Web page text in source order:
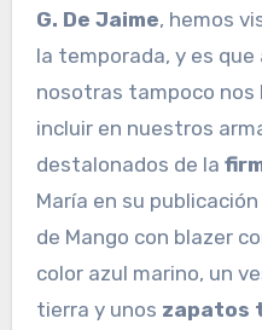
G. De Jaime, hemos
la temporada, y es
nosotras tampoco nos
incluir en nuestros
destalonados de la
María en su
de Mango con blazer
color azul marino, un
tierra y unos zapatos